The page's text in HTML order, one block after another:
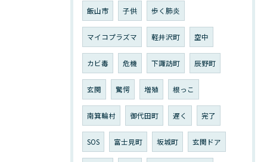
飯山市 子供 歩く肺炎
マイコプラズマ 軽井沢町 空中
カビ毒 危機 下諏訪町 辰野町
玄関 驚愕 増殖 根っこ
南箕輪村 御代田町 遅く 完了
SOS 富士見町 坂城町 玄関ドア